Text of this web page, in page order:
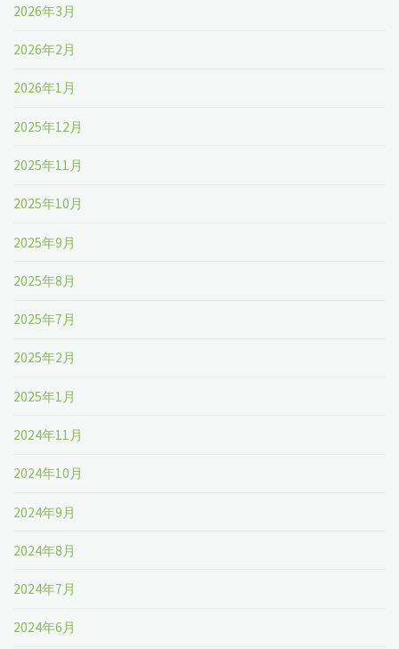
2026年3月
2026年2月
2026年1月
2025年12月
2025年11月
2025年10月
2025年9月
2025年8月
2025年7月
2025年2月
2025年1月
2024年11月
2024年10月
2024年9月
2024年8月
2024年7月
2024年6月